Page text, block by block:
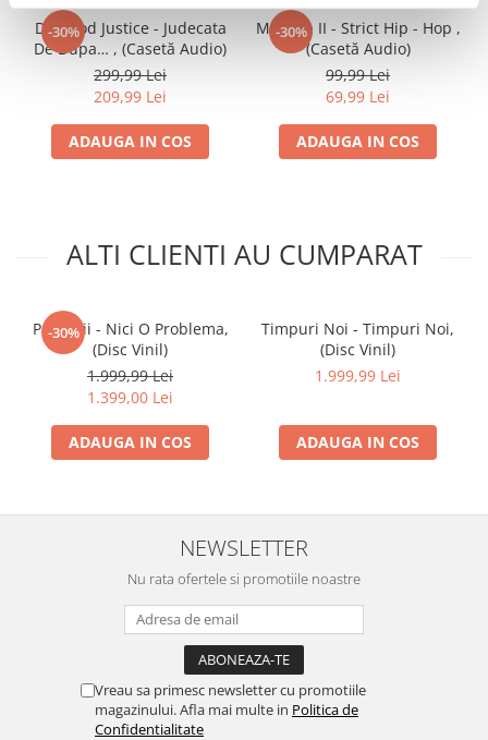
-30%
Da Hood Justice - Judecata
De Dupa… , (Casetă Audio)
299,99 Lei
209,99 Lei
ADAUGA IN COS
-30%
Marpha II - Strict Hip - Hop ,
(Casetă Audio)
99,99 Lei
69,99 Lei
ADAUGA IN COS
ALTI CLIENTI AU CUMPARAT
-30%
Paraziții - Nici O Problema,
(Disc Vinil)
1.999,99 Lei
1.399,00 Lei
ADAUGA IN COS
Timpuri Noi - Timpuri Noi,
(Disc Vinil)
1.999,99 Lei
ADAUGA IN COS
NEWSLETTER
Nu rata ofertele si promotiile noastre
Vreau sa primesc newsletter cu promotiile
magazinului. Afla mai multe in Politica de
Confidentialitate